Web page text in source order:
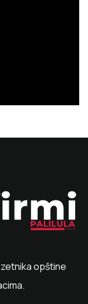
opštine